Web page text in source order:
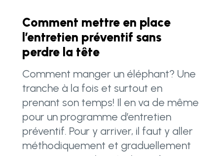
Comment mettre en place
l’entretien préventif sans
perdre la tête
Comment manger un éléphant? Une
tranche à la fois et surtout en
prenant son temps! Il en va de même
pour un programme d’entretien
préventif. Pour y arriver, il faut y aller
méthodiquement et graduellement